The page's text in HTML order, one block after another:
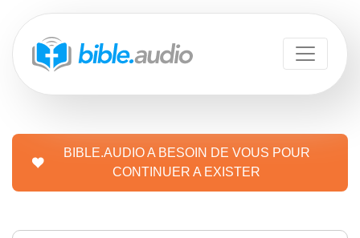
BIBLE.AUDIO A BESOIN DE VOUS POUR
CONTINUER A EXISTER